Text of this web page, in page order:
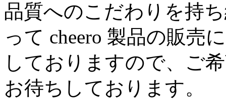
品質へのこだわりを持
って cheero 製品の販売
しておりますので、ご
お待ちしております。